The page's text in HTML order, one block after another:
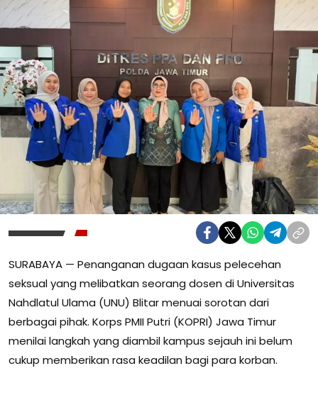
SURABAYA — Penanganan dugaan kasus pelecehan
seksual yang melibatkan seorang dosen di Universitas
Nahdlatul Ulama (UNU) Blitar menuai sorotan dari
berbagai pihak. Korps PMII Putri (KOPRI) Jawa Timur
menilai langkah yang diambil kampus sejauh ini belum
cukup memberikan rasa keadilan bagi para korban.